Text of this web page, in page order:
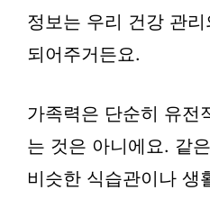
정보는 우리 건강 관
되어주거든요.
가족력은 단순히 유전
는 것은 아니에요. 같
비슷한 식습관이나 생